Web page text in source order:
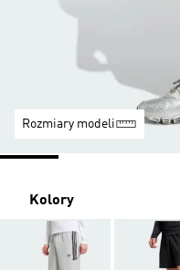
Rozmiary modeli
Kolory